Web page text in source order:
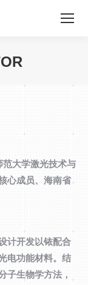
大学激光技术与
心成员、海南省
计开发以铱配合
电功能材料。结
子生物学方法，